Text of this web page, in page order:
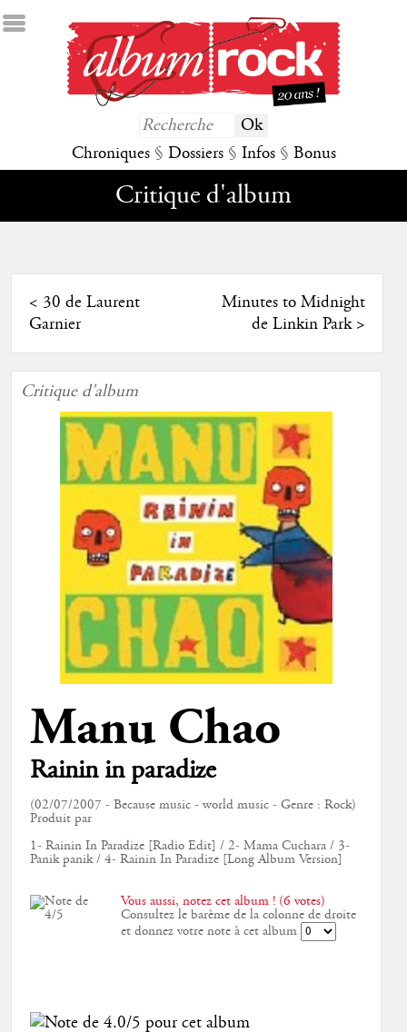
Chroniques § Dossiers § Infos § Bonus
Critique d'album
< 30 de Laurent
Garnier
Minutes to Midnight
de Linkin Park>
Critique d'album
Manu Chao
Rainin in paradize
(02/07/2007 - Because music - world music - Genre : Rock)
Produit par
1- Rainin In Paradize [Radio Edit] / 2- Mama Cuchara / 3-
Panik panik / 4- Rainin In Paradize [Long Album Version]
Vous aussi, notez cet album ! (6 votes)
Consultez le barème de la colonne de droite
et donnez votre note à cet album